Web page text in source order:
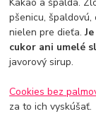
pšenicu, špaldovú,
nielen pre dieťa.
cukor ani umelé
javorový sirup.
Cookies bez
za to ich vyskúšať.